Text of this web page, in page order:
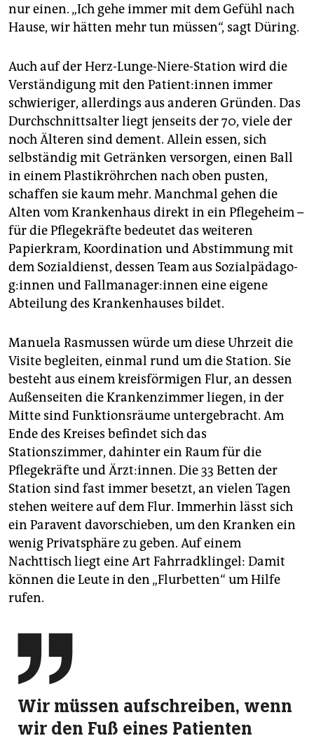
nur einen. „Ich gehe immer mit dem Gefühl nach
Hause, wir hätten mehr tun müssen“, sagt Düring.
Auch auf der Herz-Lunge-Niere-Station wird die
Verständigung mit den Pa­ti­en­t:in­nen immer
schwieriger, allerdings aus anderen Gründen. Das
Durchschnittsalter liegt jenseits der 70, viele der
noch Älteren sind dement. Allein essen, sich
selbständig mit Getränken versorgen, einen Ball
in einem Plastikröhrchen nach oben pusten,
schaffen sie kaum mehr. Manchmal gehen die
Alten vom Krankenhaus direkt in ein Pflegeheim –
für die Pflegekräfte bedeutet das weiteren
Papierkram, Koordination und Abstimmung mit
dem Sozialdienst, dessen Team aus So­zi­al­päd­ago­
g:in­nen und Fall­ma­na­ge­r:in­nen eine eigene
Abteilung des Krankenhauses bildet.
Manuela Rasmussen würde um diese Uhrzeit die
Visite begleiten, einmal rund um die Station. Sie
besteht aus einem kreisförmigen Flur, an dessen
Außenseiten die Krankenzimmer liegen, in der
Mitte sind Funktionsräume untergebracht. Am
Ende des Kreises befindet sich das
Stationszimmer, dahinter ein Raum für die
Pflegekräfte und Ärzt:innen. Die 33 Betten der
Station sind fast immer besetzt, an vielen Tagen
stehen weitere auf dem Flur. Immerhin lässt sich
ein Paravent davorschieben, um den Kranken ein
wenig Privatsphäre zu geben. Auf einem
Nachttisch liegt eine Art Fahrradklingel: Damit
können die Leute in den „Flurbetten“ um Hilfe
rufen.

Wir müssen aufschreiben, wenn
wir den Fuß eines Patienten